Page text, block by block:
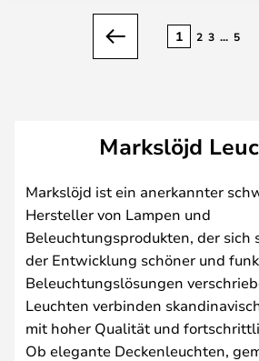
Zurück
1 2 3 ... 5
Markslöjd
Markslöjd ist ein anerkannter
Hersteller von Lampen und
Beleuchtungsprodukten, der sich
der Entwicklung schöner und
Beleuchtungslösungen
Leuchten verbinden
mit hoher Qualität und
Ob elegante Deckenleuchten,